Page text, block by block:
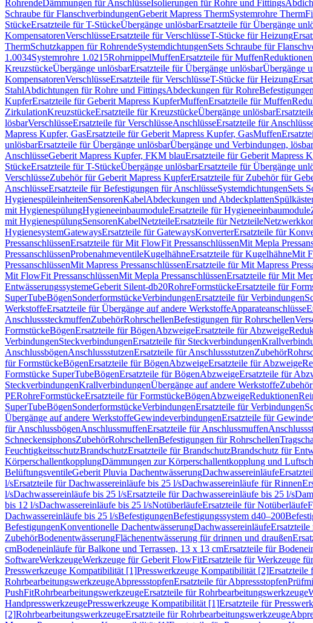
RohrendeDämmungen für AnschlüsseIsolierungen für Rohre und Fittings
Schraube für FlanschverbindungenGeberit Mapress ThermSystemrohre Therm
StückeErsatzteile für T-StückeÜbergänge unlösbarErsatzteile für Übergänge
KompensatorenVerschlüsseErsatzteile für VerschlüsseT-Stücke für Heizung
ThermSchutzkappen für RohrendeSystemdichtungenSets Schraube für
1.0034Systemrohre 1.0215RohrnippelMuffenErsatzteile für MuffenReduktionen
KreuzstückeÜbergänge unlösbarErsatzteile für Übergänge unlösbarÜbergänge
KompensatorenVerschlüsseErsatzteile für VerschlüsseT-Stücke für Heizung
StahlAbdichtungen für Rohre und FittingsAbdeckungen für Rohre
KupferErsatzteile für Geberit Mapress KupferMuffenErsatzteile für Muffen
ZirkulationKreuzstückeErsatzteile für KreuzstückeÜbergänge unlösbar
lösbarVerschlüsseErsatzteile für VerschlüsseAnschlüsseErsatzteile für
Mapress Kupfer, GasErsatzteile für Geberit Mapress Kupfer, GasMuffen
unlösbarErsatzteile für Übergänge unlösbarÜbergänge und Verbindungen, lösbar
AnschlüsseGeberit Mapress Kupfer, FKM blauErsatzteile für Geberit Mapress
StückeErsatzteile für T-StückeÜbergänge unlösbarErsatzteile für Übergänge
VerschlüsseZubehör für Geberit Mapress KupferErsatzteile für Zubehör für
AnschlüsseErsatzteile für Befestigungen für AnschlüsseSystemdichtungenSets
HygienespüleinheitenSensorenKabelAbdeckungen und Abdeckplatten
mit HygienespülungHygieneeinbaumoduleErsatzteile für Hygieneeinbaumodule
mit HygienespülungSensorenKabelNetzteileErsatzteile für Netzteile
HygienesystemGatewaysErsatzteile für GatewaysKonverterErsatzteile für
PressanschlüssenErsatzteile für Mit FlowFit PressanschlüssenMit Mepla
PressanschlüssenProbenahmeventileKugelhähneErsatzteile für KugelhähneMit
PressanschlüssenMit Mapress PressanschlüssenErsatzteile für Mit Mapress
Mit FlowFit PressanschlüssenMit Mepla PressanschlüssenErsatzteile für Mit
EntwässerungssystemeGeberit Silent-db20RohreFormstückeErsatzteile für
SuperTubeBögenSonderformstückeVerbindungenErsatzteile für Verbindungen
WerkstoffeErsatzteile für Übergänge auf andere WerkstoffeApparateanschlüsse
AnschlusssteckmuffenZubehörRohrschellenBefestigungen für Rohrschellen
FormstückeBögenErsatzteile für BögenAbzweigeErsatzteile für Abzweige
VerbindungenSteckverbindungenErsatzteile für Steckverbindungen
AnschlussbögenAnschlussstutzenErsatzteile für AnschlussstutzenZubehör
für FormstückeBögenErsatzteile für BögenAbzweigeErsatzteile für Abzweige
Formstücke SuperTubeBögenErsatzteile für BögenAbzweigeErsatzteile für
SteckverbindungenKrallverbindungenÜbergänge auf andere WerkstoffeZubehör
PERohreFormstückeErsatzteile für FormstückeBögenAbzweigeReduktionen
SuperTubeBögenSonderformstückeVerbindungenErsatzteile für Verbindungen
Übergänge auf andere WerkstoffeGewindeverbindungenErsatzteile für
für AnschlussbögenAnschlussmuffenErsatzteile für Anschlussmuffen
SchneckensiphonsZubehörRohrschellenBefestigungen für Rohrschellen
FeuchtigkeitsschutzBrandschutzErsatzteile für BrandschutzBrandschutz für
KörperschallentkopplungDämmungen zur Körperschallentkopplung und
BelüftungsventileGeberit Pluvia DachentwässerungDachwassereinläufe
l/sErsatzteile für Dachwassereinläufe bis 25 l/sDachwassereinläufe für Rinnen
l/sDachwassereinläufe bis 25 l/sErsatzteile für Dachwassereinläufe bis 25 l/s
bis 12 l/sDachwassereinläufe bis 25 l/sNotüberläufeErsatzteile für Notüberläufe
Dachwassereinläufe bis 25 l/sBefestigungenBefestigungssystem d40–200
BefestigungenKonventionelle DachentwässerungDachwassereinläufe
ZubehörBodenentwässerungFlächenentwässerung für drinnen und draußen
cmBodeneinläufe für Balkone und Terrassen, 13 x 13 cmErsatzteile für
SoftwareWerkzeugeWerkzeuge für Geberit FlowFitErsatzteile für Werkzeuge
Presswerkzeuge Kompatibilität [1]Presswerkzeuge Kompatibilität [2]Ersatzteile
RohrbearbeitungswerkzeugeAbpressstopfenErsatzteile für Abpressstopfen
PushFitRohrbearbeitungswerkzeugeErsatzteile für Rohrbearbeitungswerkzeuge
HandpresswerkzeugePresswerkzeuge Kompatibilität [1]Ersatzteile für
[2]RohrbearbeitungswerkzeugeErsatzteile für Rohrbearbeitungswerkzeuge